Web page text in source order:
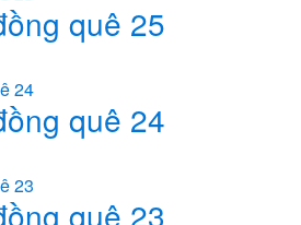
quê 25
quê 24
quê 23